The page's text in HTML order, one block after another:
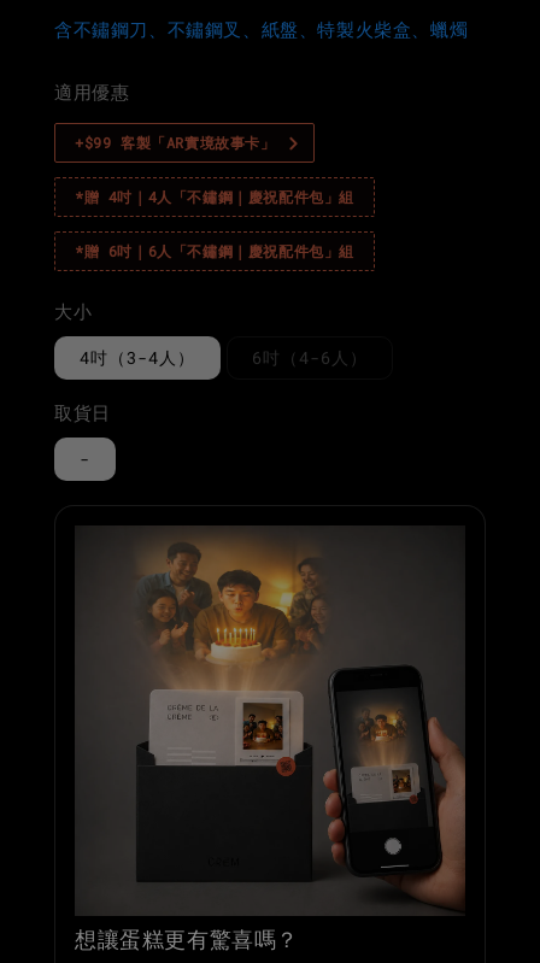
含不鏽鋼刀、不鏽鋼叉、紙盤、特製火柴盒、蠟燭
適用優惠
+$99 客製「AR實境故事卡」
*贈 4吋｜4人「不鏽鋼｜慶祝配件包」組
*贈 6吋｜6人「不鏽鋼｜慶祝配件包」組
大小
4吋（3-4人） 6吋（4-6人）
取貨日
-
想讓蛋糕更有驚喜嗎？